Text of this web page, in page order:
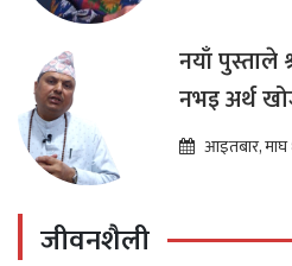
नयाँ पुस्ताले
नभइ अर्थ
तारा लोचन
आइतबार, माघ
जीवनशैली